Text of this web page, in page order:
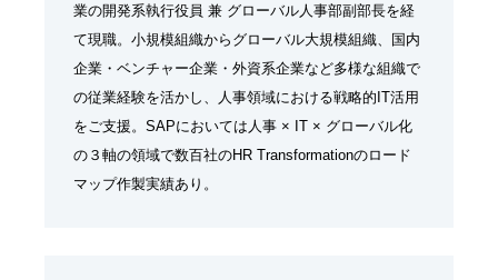
業の開発系執行役員 兼 グローバル人事部副部長を経
て現職。小規模組織からグローバル大規模組織、国内
企業・ベンチャー企業・外資系企業など多様な組織で
の従業経験を活かし、人事領域における戦略的IT活用
をご支援。SAPにおいては人事 × IT × グローバル化
の３軸の領域で数百社のHR Transformationのロード
マップ作製実績あり。